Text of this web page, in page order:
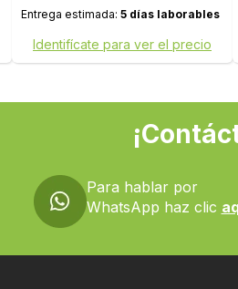
Entrega estimada: 5 días laborables
Identifícate para ver el precio
Para hablar por
WhatsApp haz clic